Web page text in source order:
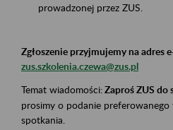
prowadzonej przez ZUS.
Zgłoszenie przyjmujemy na adres
zus.szkolenia.czewa@zus.pl
Temat wiadomości:Zaproś ZUS
prosimy o podanie preferowanego
spotkania.